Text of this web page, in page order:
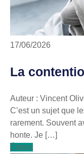
17/06/2026
La
Auteur : Vincent
C’est un sujet que
rarement. Souvent
honte. Je […]
Éditos